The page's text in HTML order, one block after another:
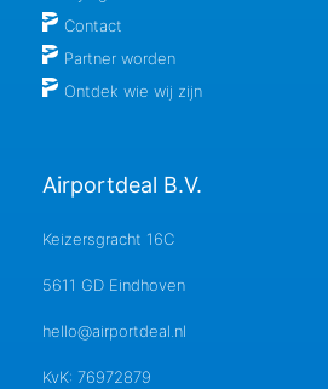
Contact
Partner worden
Ontdek wie wij zijn
Airportdeal B.V.
Keizersgracht 16C
5611 GD Eindhoven
hello@airportdeal.nl
KvK: 76972879